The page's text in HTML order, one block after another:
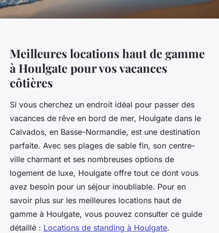
Meilleures locations haut de gamme
à Houlgate pour vos vacances
côtières
Si vous cherchez un endroit idéal pour passer des
vacances de rêve en bord de mer, Houlgate dans le
Calvados, en Basse-Normandie, est une destination
parfaite. Avec ses plages de sable fin, son centre-
ville charmant et ses nombreuses options de
logement de luxe, Houlgate offre tout ce dont vous
avez besoin pour un séjour inoubliable. Pour en
savoir plus sur les meilleures locations haut de
gamme à Houlgate, vous pouvez consulter ce guide
détaillé : Locations de standing à Houlgate.